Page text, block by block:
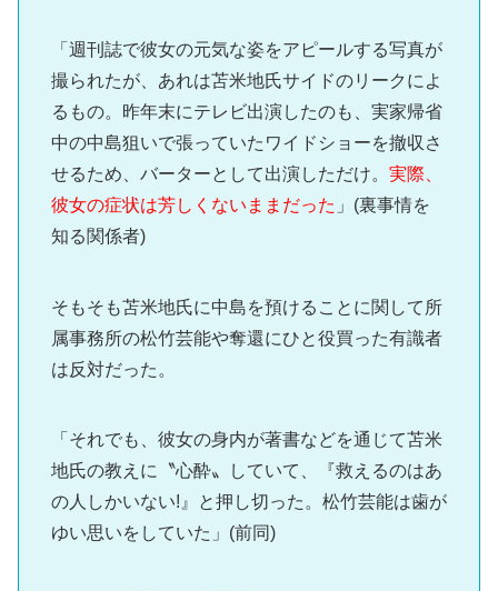
「週刊誌で彼女の元気な姿をアピールする写真が
撮られたが、あれは苫米地氏サイドのリークによ
るもの。昨年末にテレビ出演したのも、実家帰省
中の中島狙いで張っていたワイドショーを撤収さ
せるため、バーターとして出演しただけ。 実際、
彼女の症状は芳しくないままだった 」(裏事情を
知る関係者)
そもそも苫米地氏に中島を預けることに関して所
属事務所の松竹芸能や奪還にひと役買った有識者
は反対だった。
「それでも、彼女の身内が著書などを通じて苫米
地氏の教えに〝心酔〟していて、『救えるのはあ
の人しかいない!』と押し切った。松竹芸能は歯が
ゆい思いをしていた」(前同)